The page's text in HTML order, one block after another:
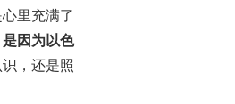
里充满了
因为以色
，还是照